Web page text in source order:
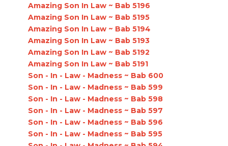
Amazing Son In Law ~ Bab 5196
Amazing Son In Law ~ Bab 5195
Amazing Son In Law ~ Bab 5194
Amazing Son In Law ~ Bab 5193
Amazing Son In Law ~ Bab 5192
Amazing Son In Law ~ Bab 5191
Son - In - Law - Madness ~ Bab 600
Son - In - Law - Madness ~ Bab 599
Son - In - Law - Madness ~ Bab 598
Son - In - Law - Madness ~ Bab 597
Son - In - Law - Madness ~ Bab 596
Son - In - Law - Madness ~ Bab 595